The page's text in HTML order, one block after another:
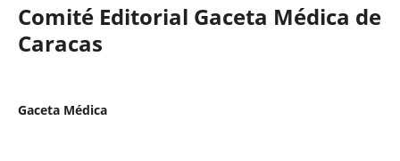
Comité Editorial Gaceta Médica de
Caracas
Gaceta Médica